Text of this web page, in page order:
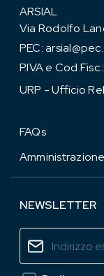
ARSIAL
Via Rodolfo
PEC:
P.IVA e
URP - Ufficio
FAQs
NEWSLETTER